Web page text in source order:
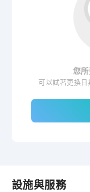
您
可以試著更換日
設施與服務